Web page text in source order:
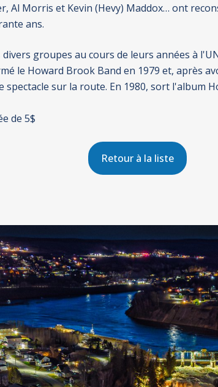
Al Morris et Kevin (Hevy) Maddox… ont
ans.
divers groupes au cours de leurs années à
le Howard Brook Band en 1979 et, après
spectacle sur la route. En 1980, sort l'album
de 5$
Retour à la liste